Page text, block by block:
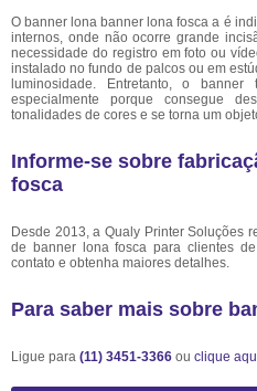
O banner lona banner lona fosca a é
internos, onde não ocorre grande
necessidade do registro em foto ou
instalado no fundo de palcos ou em
luminosidade. Entretanto, o
especialmente porque consegue
tonalidades de cores e se torna um
Informe-se sobre
fosca
Desde 2013, a Qualy Printer Soluções
de banner lona fosca para clientes
contato e obtenha maiores detalhes.
Para saber mais sobre
Ligue para (11) 3451-3366 ou clique